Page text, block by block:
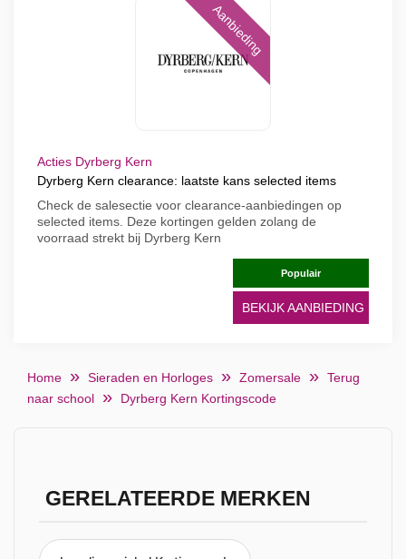
Aanbieding
Acties Dyrberg Kern
Dyrberg Kern clearance: laatste kans selected items
Check de salesectie voor clearance-aanbiedingen op
selected items. Deze kortingen gelden zolang de
voorraad strekt bij Dyrberg Kern
Populair
BEKIJK AANBIEDING
Home Sieraden en Horloges Zomersale
Terug
naar school
Dyrberg Kern Kortingscode
GERELATEERDE MERKEN